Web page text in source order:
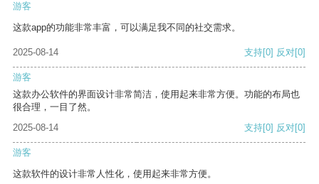
游客
这款app的功能非常丰富，可以满足我不同的社交需求。
2025-08-14 支持[0] 反对[0]
游客
这款办公软件的界面设计非常简洁，使用起来非常方便。功能的布局也
很合理，一目了然。
2025-08-14
支持[0] 反对[0]
游客
这款软件的设计非常人性化，使用起来非常方便。